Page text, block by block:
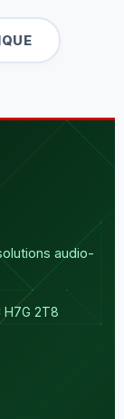
audio-
H7G 2T8